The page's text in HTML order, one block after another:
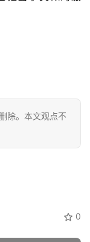
除。本文观点不
0